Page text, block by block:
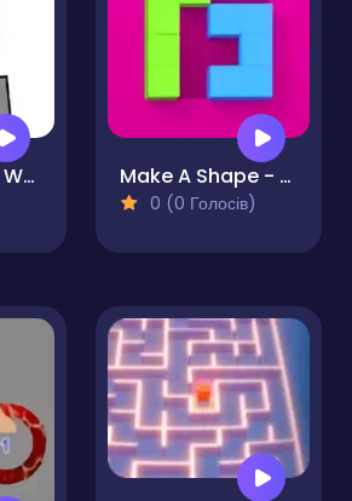
Don't Spill the Water Make A Shape - Puzzle
0 (0 Голосів)